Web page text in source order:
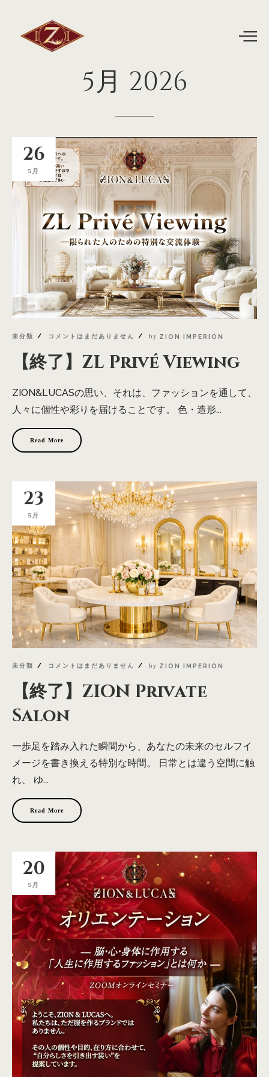
5月 2026
26
5月
未分類 コメントはまだありません by ZION IMPERION
【終了】ZL Privé Viewing
ZION&LUCASの思い、それは、ファッションを通して、
人々に個性や彩りを届けることです。 色・造形...
Read More
23
5月
未分類 コメントはまだありません by ZION IMPERION
【終了】ZION Private
Salon
一歩足を踏み入れた瞬間から、あなたの未来のセルフイ
メージを書き換える特別な時間。 日常とは違う空間に触
れ、 ゆ...
Read More
20
5月